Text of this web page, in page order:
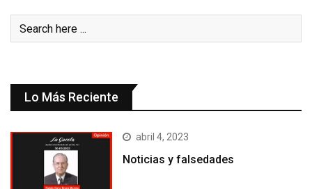
Lo Más Reciente
abril 4, 2023
Noticias y falsedades